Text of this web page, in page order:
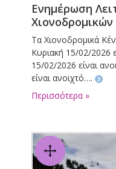
Ενημέρωση
Τα Χιονοδρομικά
Κυριακή 15/02/2026
15/02/2026 είναι
είναι ανοιχτό….
Περισσότερα »